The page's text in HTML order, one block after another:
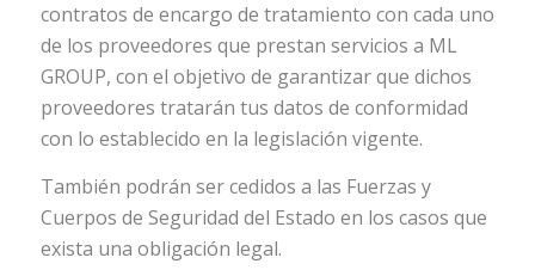
contratos de encargo de tratamiento con cada uno
de los proveedores que prestan servicios a ML
GROUP, con el objetivo de garantizar que dichos
proveedores tratarán tus datos de conformidad
con lo establecido en la legislación vigente.
También podrán ser cedidos a las Fuerzas y
Cuerpos de Seguridad del Estado en los casos que
exista una obligación legal.